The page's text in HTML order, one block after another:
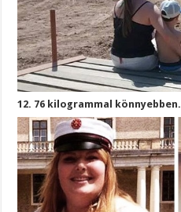
12. 76 kilogrammal könnyebben.